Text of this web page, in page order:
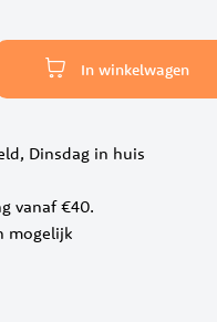
In winkelwagen
Dinsdag in huis
vanaf €40.
mogelijk